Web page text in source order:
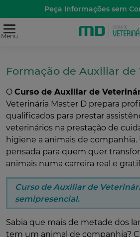
Peça Informações sem
Menu
Formação de Auxiliar de
O Curso de Auxiliar de
Veterinária Master D prepara
qualificados para prestar
veterinários na prestação de
higiene a animais de companhia.
pensada para quem quer
animais numa carreira real e
Curso de Auxiliar de
semipresencial.
Sabia que mais de metade dos
tem um animal de companhia?